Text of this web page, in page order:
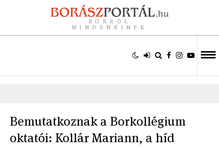
BORRÓL
MINDENKINEK
Bemutatkoznak a Borkollégium
oktatói: Kollár Mariann, a híd